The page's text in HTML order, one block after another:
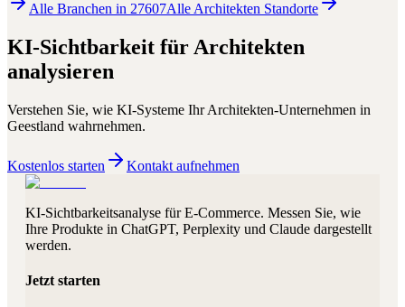
Alle Branchen in 27607Alle Architekten Standorte
KI-Sichtbarkeit für Architekten
analysieren
Verstehen Sie, wie KI-Systeme IhrArchitekten-Unternehmen in
Geestland wahrnehmen.
Kostenlos starten Kontakt aufnehmen
KI-Sichtbarkeitsanalyse für E-Commerce. Messen Sie, wie
Ihre Produkte in ChatGPT, Perplexity und Claude dargestellt
werden.
Jetzt starten